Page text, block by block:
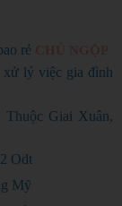
rẻ
xử lý việc gia đình
Giai Xuân,
Odt
Mỹ